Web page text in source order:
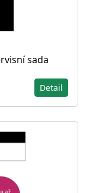
sada
Detail